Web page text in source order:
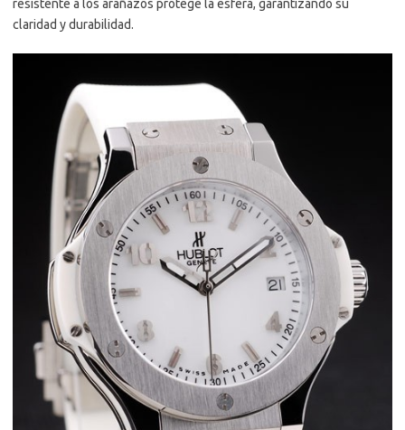
resistente a los arañazos protege la esfera, garantizando su
claridad y durabilidad.